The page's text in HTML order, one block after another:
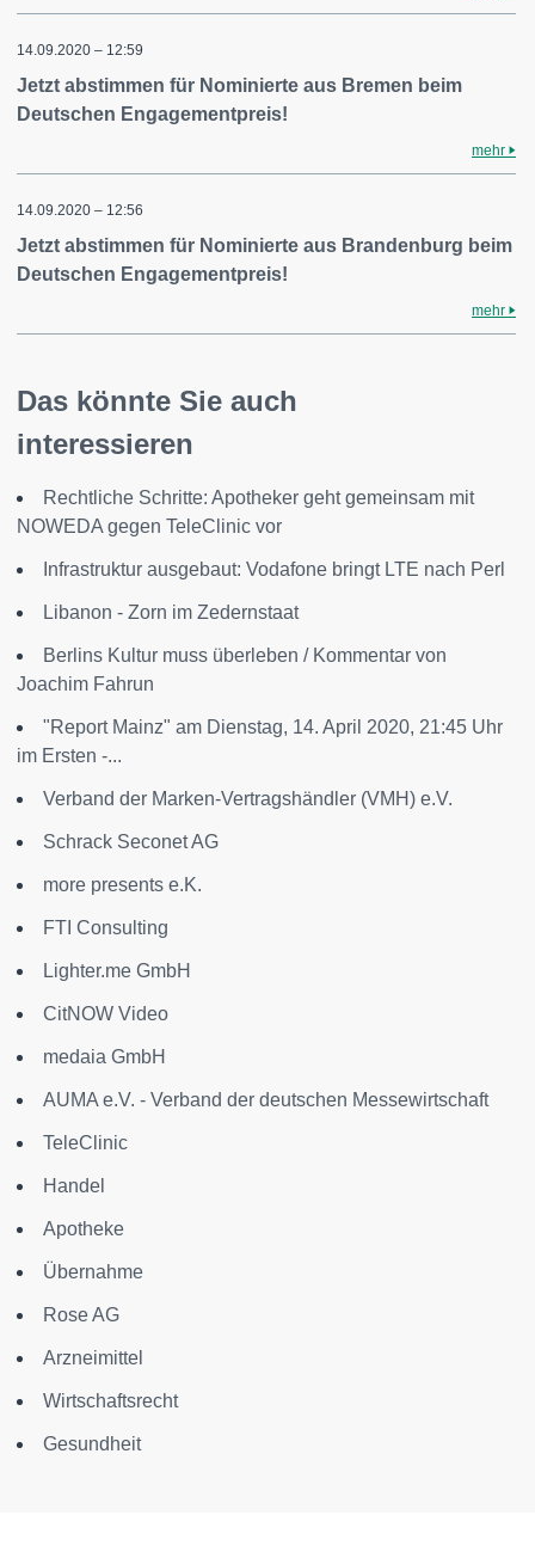
14.09.2020 – 12:59
Jetzt abstimmen für Nominierte aus Bremen beim
Deutschen Engagementpreis!
mehr
14.09.2020 – 12:56
Jetzt abstimmen für Nominierte aus Brandenburg beim
Deutschen Engagementpreis!
mehr
Das könnte Sie auch
interessieren
Rechtliche Schritte: Apotheker geht gemeinsam mit
NOWEDA gegen TeleClinic vor
Infrastruktur ausgebaut: Vodafone bringt LTE nach Perl
Libanon - Zorn im Zedernstaat
Berlins Kultur muss überleben / Kommentar von
Joachim Fahrun
"Report Mainz" am Dienstag, 14. April 2020, 21:45 Uhr
im Ersten -...
Verband der Marken-Vertragshändler (VMH) e.V.
Schrack Seconet AG
more presents e.K.
FTI Consulting
Lighter.me GmbH
CitNOW Video
medaia GmbH
AUMA e.V. - Verband der deutschen Messewirtschaft
TeleClinic
Handel
Apotheke
Übernahme
Rose AG
Arzneimittel
Wirtschaftsrecht
Gesundheit